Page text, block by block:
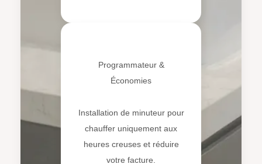
Programmateur &
Économies
Installation de minuteur pour
chauffer uniquement aux
heures creuses et réduire
votre facture.